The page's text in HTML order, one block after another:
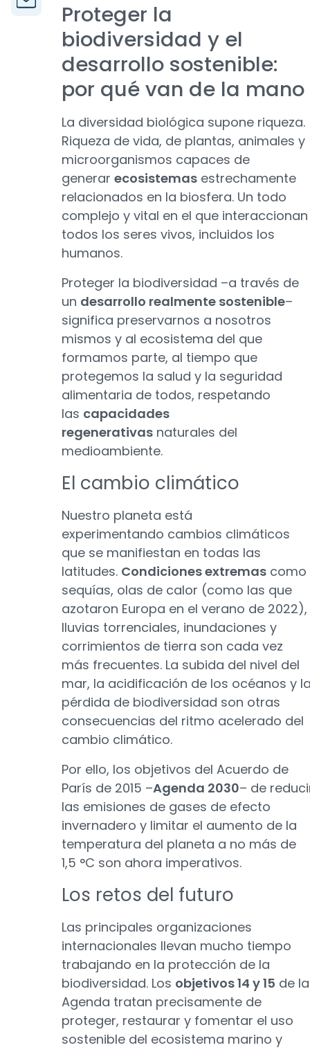
Proteger la
biodiversidad y el
desarrollo sostenible:
por qué van de la mano
La diversidad biológica supone riqueza.
Riqueza de vida, de plantas, animales y
microorganismos capaces de
generar ecosistemas estrechamente
relacionados en la biosfera. Un todo
complejo y vital en el que interaccionan
todos los seres vivos, incluidos los
humanos.
Proteger la biodiversidad –a través de
un desarrollo realmente sostenible–
significa preservarnos a nosotros
mismos y al ecosistema del que
formamos parte, al tiempo que
protegemos la salud y la seguridad
alimentaria de todos, respetando
las capacidades
regenerativas naturales del
medioambiente.
El cambio climático
Nuestro planeta está
experimentando cambios climáticos
que se manifiestan en todas las
latitudes. Condiciones extremas como
sequías, olas de calor (como las que
azotaron Europa en el verano de 2022),
lluvias torrenciales, inundaciones y
corrimientos de tierra son cada vez
más frecuentes. La subida del nivel del
mar, la acidificación de los océanos y
pérdida de biodiversidad son otras
consecuencias del ritmo acelerado del
cambio climático.
Por ello, los objetivos del Acuerdo de
París de 2015 –Agenda 2030– de
las emisiones de gases de efecto
invernadero y limitar el aumento de la
temperatura del planeta a no más de
1,5 °C son ahora imperativos.
Los retos del futuro
Las principales organizaciones
internacionales llevan mucho tiempo
trabajando en la protección de la
biodiversidad. Los objetivos 14 y 15 de la
Agenda tratan precisamente de
proteger, restaurar y fomentar el uso
sostenible del ecosistema marino y